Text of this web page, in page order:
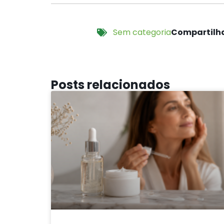
Sem categoria
Posts relacionados